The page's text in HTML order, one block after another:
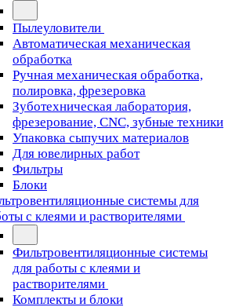
Пылеуловители
Автоматическая механическая
обработка
Ручная механическая обработка,
полировка, фрезеровка
Зуботехническая лаборатория,
фрезерование, CNC, зубные техники
Упаковка сыпучих материалов
Для ювелирных работ
Фильтры
Блоки
системы для
с клеями и растворителями
Фильтровентиляционные системы
для работы с клеями и
растворителями
Комплекты и блоки